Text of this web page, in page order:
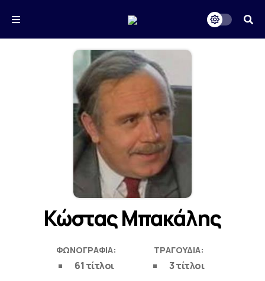
Κώστας Μπακάλης
ΦΩΝΟΓΡΑΦΊΑ:
61 τίτλοι
ΤΡΑΓΟΎΔΙΑ:
3 τίτλοι